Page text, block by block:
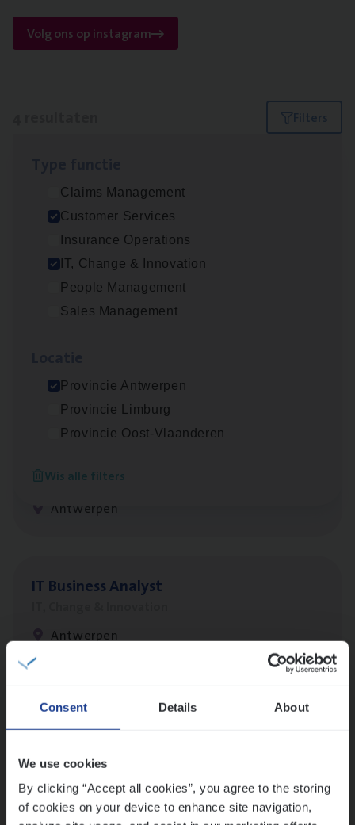
Consent Details About
We use cookies
By clicking “Accept all cookies”, you agree to the storing
of cookies on your device to enhance site navigation,
Volg ons op instagram
Filters
Claims Management
Customer Services
Insurance Operations
IT, Change & Innovation
People Management
Sales Management
Provincie Antwerpen
Provincie Limburg
Provincie Oost-Vlaanderen
Wis alle filters
Test Ana­lyst
IT, Change & Innovation
Antwerpen
Cus­to­mer Care Expert
Antwerpen
IT, Change & Innovation
Antwerpen
ITBusi­ness Analyst
Antwerpen
Lees onze verhalen
versterken
Mathias houdt van diepgaande dossiers én droge
humor